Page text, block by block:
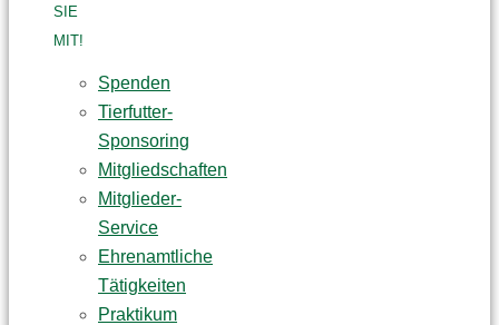
SIE
MIT!
Spenden
Tierfutter-
Sponsoring
Mitgliedschaften
Mitglieder-
Service
Ehrenamtliche
Tätigkeiten
Praktikum